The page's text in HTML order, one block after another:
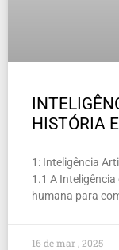
HISTÓRIA
1: Inteligência
1.1 A
humana para
16 de mar , 2025